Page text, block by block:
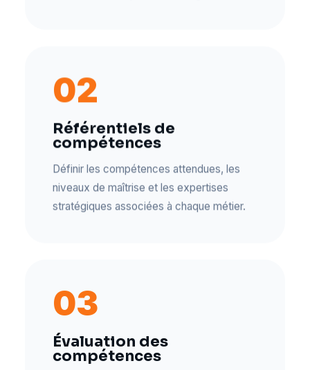
02
Référentiels de
compétences
Définir les compétences attendues, les
niveaux de maîtrise et les expertises
stratégiques associées à chaque métier.
03
Évaluation des
compétences